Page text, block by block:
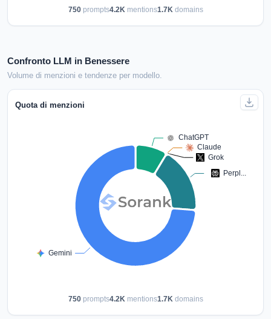
750prompts4.2Kmentions1.7Kdomains
Confronto LLM in Benessere
Volume di menzioni e tendenze per modello.
Quota di menzioni
750prompts4.2Kmentions1.7Kdomains